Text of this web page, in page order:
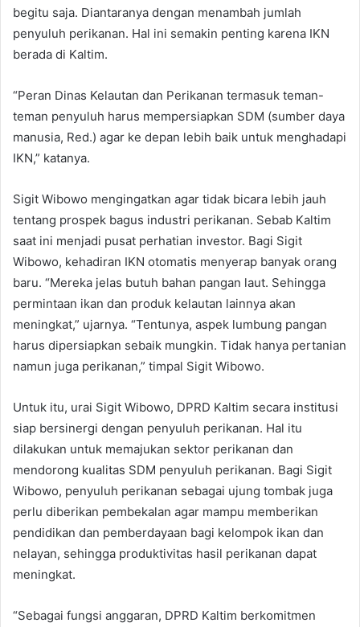
begitu saja. Diantaranya dengan menambah jumlah
penyuluh perikanan. Hal ini semakin penting karena IKN
berada di Kaltim.
“Peran Dinas Kelautan dan Perikanan termasuk teman-
teman penyuluh harus mempersiapkan SDM (sumber daya
manusia, Red.) agar ke depan lebih baik untuk menghadapi
IKN,” katanya.
Sigit Wibowo mengingatkan agar tidak bicara lebih jauh
tentang prospek bagus industri perikanan. Sebab Kaltim
saat ini menjadi pusat perhatian investor. Bagi Sigit
Wibowo, kehadiran IKN otomatis menyerap banyak orang
baru. “Mereka jelas butuh bahan pangan laut. Sehingga
permintaan ikan dan produk kelautan lainnya akan
meningkat,” ujarnya. “Tentunya, aspek lumbung pangan
harus dipersiapkan sebaik mungkin. Tidak hanya pertanian
namun juga perikanan,” timpal Sigit Wibowo.
Untuk itu, urai Sigit Wibowo, DPRD Kaltim secara institusi
siap bersinergi dengan penyuluh perikanan. Hal itu
dilakukan untuk memajukan sektor perikanan dan
mendorong kualitas SDM penyuluh perikanan. Bagi Sigit
Wibowo, penyuluh perikanan sebagai ujung tombak juga
perlu diberikan pembekalan agar mampu memberikan
pendidikan dan pemberdayaan bagi kelompok ikan dan
nelayan, sehingga produktivitas hasil perikanan dapat
meningkat.
“Sebagai fungsi anggaran, DPRD Kaltim berkomitmen